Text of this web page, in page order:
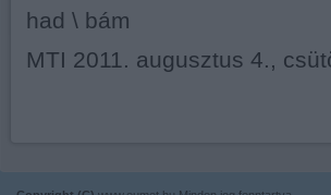
had \ bám
MTI 2011. augusztus 4.,